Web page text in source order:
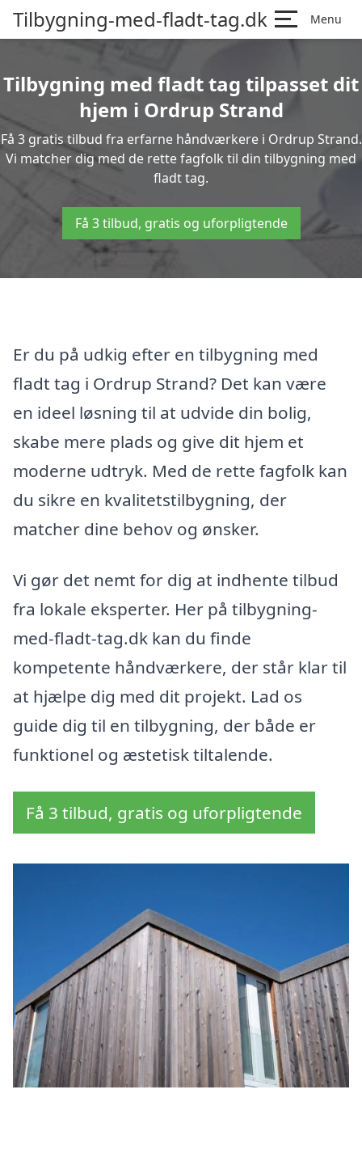
Tilbygning-med-fladt-tag.dk Menu
Tilbygning med fladt tag tilpasset dit
hjem i Ordrup Strand
Få 3 gratis tilbud fra erfarne håndværkere i Ordrup Strand.
Vi matcher dig med de rette fagfolk til din tilbygning med
fladt tag.
Få 3 tilbud, gratis og uforpligtende
Er du på udkig efter en tilbygning med
fladt tag i Ordrup Strand? Det kan være
en ideel løsning til at udvide din bolig,
skabe mere plads og give dit hjem et
moderne udtryk. Med de rette fagfolk kan
du sikre en kvalitetstilbygning, der
matcher dine behov og ønsker.
Vi gør det nemt for dig at indhente tilbud
fra lokale eksperter. Her på tilbygning-
med-fladt-tag.dk kan du finde
kompetente håndværkere, der står klar til
at hjælpe dig med dit projekt. Lad os
guide dig til en tilbygning, der både er
funktionel og æstetisk tiltalende.
Få 3 tilbud, gratis og uforpligtende